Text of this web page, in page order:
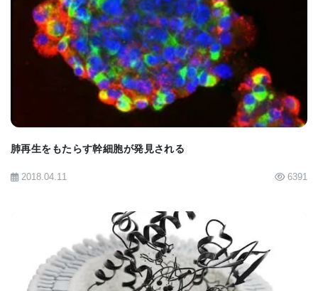
機能改善につながったことだ、とZhang博士は言
う。 NG2グリアでSOX2を過剰産生するように設計
された動物は、通常のSOX2量を生成した動物と比較
して、脊髄損傷後数週間の運動技能で著しく良好に
機能した。 このパフォーマンスの向上の理由は複数
あるように思われた。 これらの動物は、損傷を引き
継ぐように見える新しいニューロンを持っていただ
けでなく、回復を妨げる可能性のある損傷部位の瘢
Zhang博士は、最終的には、ヒト脊髄損傷患者で
SOX2を過剰産生する安全で効果的な方法を発見し、
BIOMARKET JP
肺再生をもたらす幹細胞が発見される
2018.04.11 6391